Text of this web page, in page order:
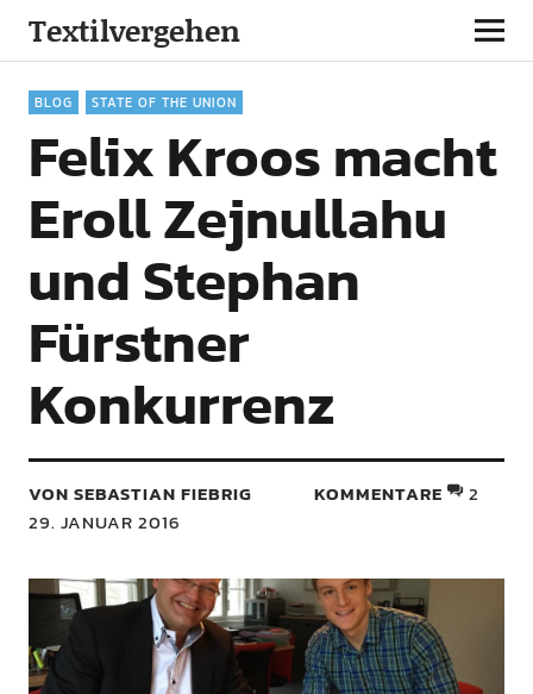
Textilvergehen
BLOG STATE OF THE UNION
Felix Kroos macht
Eroll Zejnullahu
und Stephan
Fürstner
Konkurrenz
VON SEBASTIAN FIEBRIG
29. JANUAR 2016
KOMMENTARE 2